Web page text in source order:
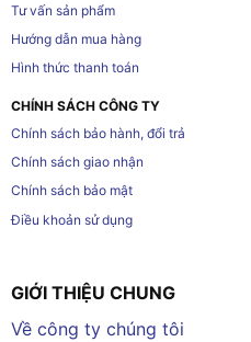
Tư vấn sản phẩm
Hướng dẫn mua hàng
Hình thức thanh toán
CHÍNH SÁCH CÔNG TY
Chính sách bảo hành, đổi trả
Chính sách giao nhận
Chính sách bảo mật
Điều khoản sử dụng
GIỚI THIỆU CHUNG
Về công ty chúng tôi